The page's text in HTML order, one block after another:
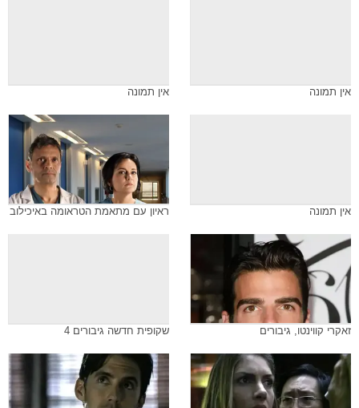
אין תמונה אין תמונה
אין תמונה ראיון עם מתאמת הטראומה באיכילוב
זאקרי קווינטו, גיבורים שקופית חדשה גיבורים 4